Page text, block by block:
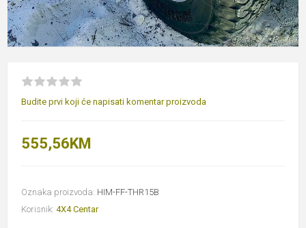
Budite prvi koji će napisati komentar proizvoda
555,56KM
Oznaka proizvoda: HIM-FF-THR15B
Korisnik: 4X4 Centar